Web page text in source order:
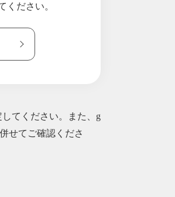
ください。
てください。また、g
せてご確認くださ